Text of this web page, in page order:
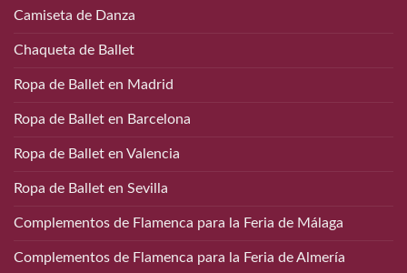
Camiseta de Danza
Chaqueta de Ballet
Ropa de Ballet en Madrid
Ropa de Ballet en Barcelona
Ropa de Ballet en Valencia
Ropa de Ballet en Sevilla
Complementos de Flamenca para la Feria de Málaga
Complementos de Flamenca para la Feria de Almería